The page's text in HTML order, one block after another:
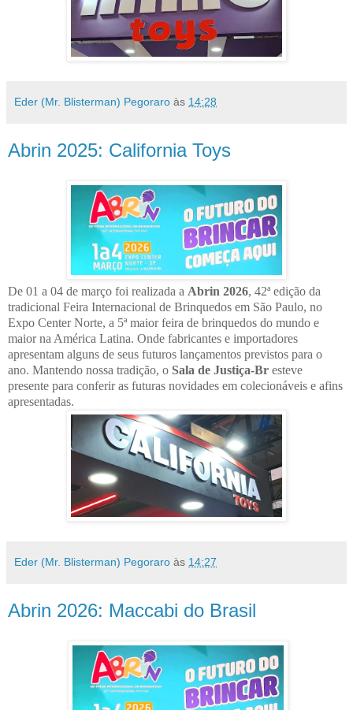
Eder (Mr. Blisterman) Pegoraro às 14:28
Abrin 2025: California Toys
De 01 a 04 de março foi realizada a Abrin 2026, 42ª edição da
tradicional Feira Internacional de Brinquedos em São Paulo, no
Expo Center Norte, a 5ª maior feira de brinquedos do mundo e
maior na América Latina. Onde fabricantes e importadores
apresentam alguns de seus futuros lançamentos previstos para o
ano. Mantendo nossa tradição, o Sala de Justiça-Br esteve
presente para conferir as futuras novidades em colecionáveis e afins
apresentadas.
Eder (Mr. Blisterman) Pegoraro às 14:27
Abrin 2026: Maccabi do Brasil